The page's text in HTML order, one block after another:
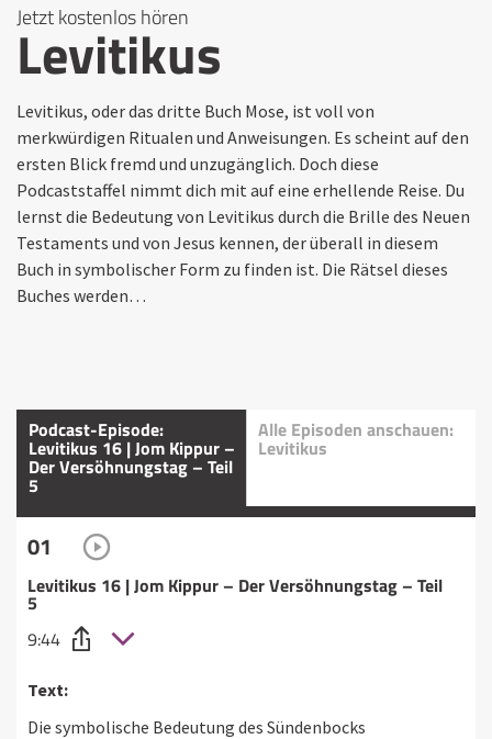
Jetzt kostenlos hören
Levitikus
Levitikus, oder das dritte Buch Mose, ist voll von
merkwürdigen Ritualen und Anweisungen. Es scheint auf den
ersten Blick fremd und unzugänglich. Doch diese
Podcaststaffel nimmt dich mit auf eine erhellende Reise. Du
lernst die Bedeutung von Levitikus durch die Brille des Neuen
Testaments und von Jesus kennen, der überall in diesem
Buch in symbolischer Form zu finden ist. Die Rätsel dieses
Buches werden…
Podcast-Episode:
Levitikus 16 | Jom Kippur –
Der Versöhnungstag – Teil
5
Alle Episoden anschauen:
Levitikus
01
Levitikus 16 | Jom Kippur – Der Versöhnungstag – Teil
5
9:44
Text:
Die symbolische Bedeutung des Sündenbocks